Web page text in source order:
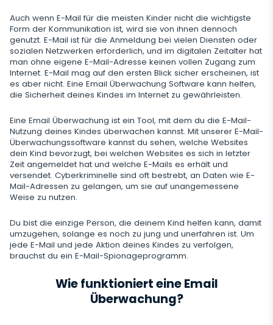
Text Message Tracker
GPS-Standorte
Keylogger
Automatisches Update
Onlinestatus für soziale Medien
SIM-Kartenwechsel
Installation mit einem Klick
Liste der installierten Anwendungen
Zeitplan für die Verwendung der Anwendung
Messaging-Anwendungen
Whatsapp
Facebook Messenger
Zoom
Viber
Telegram
Wechat
Skype
Kik
Line
Soziale Medien
Soziale Medien
Facebook
Snapchat
Tik Tok
YouTube
Reddit
Tinder
Dating-Apps
Medien
Foto- und Video-Tracker
Internet
Aufzeichnung der Browsernutzung
Browserverlauf
Browser-Lesezeichen
Mailbox-Scanner
Streaming
Kameraschnappschuss
Videostream
Gelöschte Information
Gelöschte Nachrichten Wiederherstellen
Gelöschte Kontakte Wiederherstellen
Umbenannte Kontakte
Steuerung
Unerwünschte Apps Löschen
Apps sperren
SCHLIESSEN
Auch wenn E-Mail für die meisten Kinder nicht die wichtigste
Form der Kommunikation ist, wird sie von ihnen dennoch
genutzt. E-Mail ist für die Anmeldung bei vielen Diensten oder
sozialen Netzwerken erforderlich, und im digitalen Zeitalter hat
man ohne eigene E-Mail-Adresse keinen vollen Zugang zum
Internet. E-Mail mag auf den ersten Blick sicher erscheinen, ist
es aber nicht. Eine Email Überwachung Software kann helfen,
die Sicherheit deines Kindes im Internet zu gewährleisten.
Eine Email Überwachung ist ein Tool, mit dem du die E-Mail-
Nutzung deines Kindes überwachen kannst. Mit unserer E-Mail-
Überwachungssoftware kannst du sehen, welche Websites
dein Kind bevorzugt, bei welchen Websites es sich in letzter
Zeit angemeldet hat und welche E-Mails es erhält und
versendet. Cyberkriminelle sind oft bestrebt, an Daten wie E-
Mail-Adressen zu gelangen, um sie auf unangemessene
Weise zu nutzen.
Du bist die einzige Person, die deinem Kind helfen kann, damit
umzugehen, solange es noch zu jung und unerfahren ist. Um
jede E-Mail und jede Aktion deines Kindes zu verfolgen,
brauchst du ein E-Mail-Spionageprogramm.
Wie funktioniert eine Email
Überwachung?